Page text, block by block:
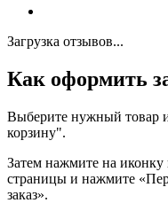
Загрузка отзывов...
Как оформить
Выберите нужный товар
корзину".
Затем нажмите на иконку
страницы и нажмите
заказ».